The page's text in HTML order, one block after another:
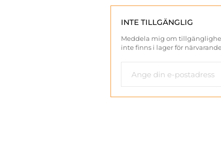
INTE TILLGÄNGLIG
Meddela mig om
inte finns i lager för